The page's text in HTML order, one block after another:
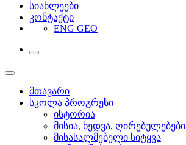
სიახლეები
კონტაქტი
ENG GEO
მთავარი
სკოლა პროგრესი
ისტორია
მისია, ხედვა, ღირებულებები
მისასალმებელი სიტყვა